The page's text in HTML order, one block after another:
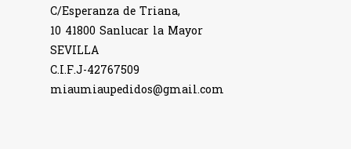
C/Esperanza de Triana,
10 41800 Sanlucar la Mayor
SEVILLA
C.I.F.J-42767509
miaumiaupedidos@gmail.com